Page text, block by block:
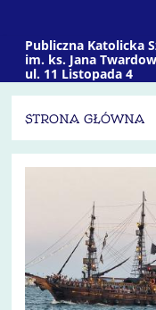
Publiczna Katolicka
im. ks. Jana
ul. 11 Listopada 4
STRONA GŁÓWNA
Fers+
2024/2025